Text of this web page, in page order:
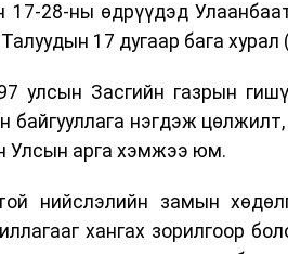
17-28-ны өдрүүдэд
17 дугаар бага хурал
улсын Засгийн газрын
байгууллага нэгдэж
Улсын арга хэмжээ юм.
нийслэлийн замын
хангах зорилгоор